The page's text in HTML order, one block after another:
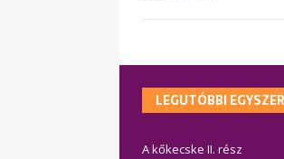
LEGUTÓBBI
A kőkecske II. rész